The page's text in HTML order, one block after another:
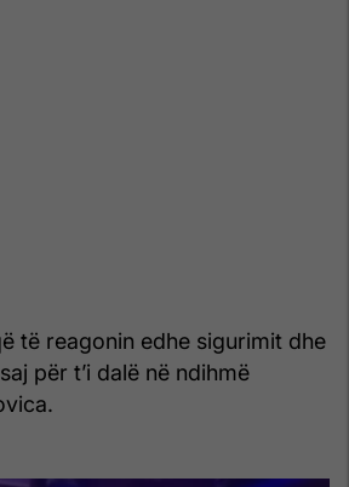
të reagonin edhe sigurimit dhe
për t’i dalë në ndihmë